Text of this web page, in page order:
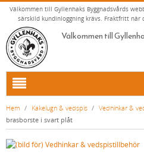
Välkommen till Gyllenhaks Byggnadsvårds
särskild kundinloggning krävs. Fraktfritt
Välkommen till
HEM
NYA PRODUKTER
LINOLJEFÄRG & SLAMFÄRG MED
Hem / Kakelugn & vedspis / Vedhinkar &
brasborste i svart plåt